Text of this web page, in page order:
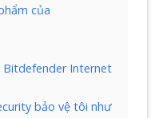
của
Bitdefender Internet
bảo vệ tôi như